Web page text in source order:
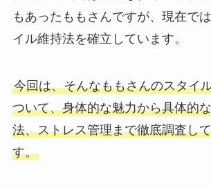
もあったももさんですが、現在で
イル維持法を確立しています。
今回は、そんなももさんのスタイ
ついて、身体的な魅力から具体的
法、ストレス管理まで徹底調査し
す。